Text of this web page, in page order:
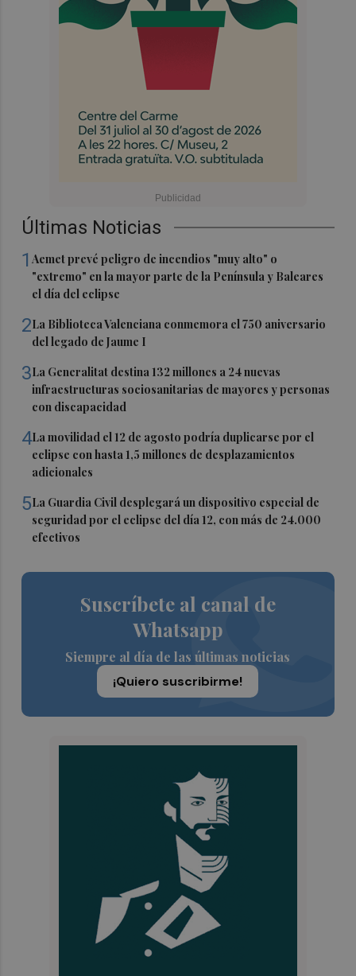
Últimas Noticias
1Aemet prevé peligro de incendios "muy alto" o
"extremo" en la mayor parte de la Península y Baleares
el día del eclipse
2La Biblioteca Valenciana conmemora el 750 aniversario
del legado de Jaume I
3La Generalitat destina 132 millones a 24 nuevas
infraestructuras sociosanitarias de mayores y personas
con discapacidad
4La movilidad el 12 de agosto podría duplicarse por el
eclipse con hasta 1,5 millones de desplazamientos
adicionales
5La Guardia Civil desplegará un dispositivo especial de
seguridad por el eclipse del día 12, con más de 24.000
efectivos
Suscríbete al canal de
Whatsapp
Siempre al día de las últimas noticias
¡Quiero suscribirme!